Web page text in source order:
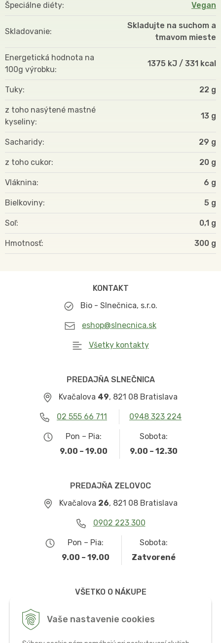
Vaše nastavenie cookies
Špeciálne diéty Vegan
Skladovanie
Skladujte na suchom a
tmavom mieste
Energetická hodnota na
100g výrobku
1375 kJ / 331 kcal
Tuky 22 g
z toho nasýtené mastné
kyseliny
13 g
Sacharidy 29 g
z toho cukor 20 g
Vláknina 6 g
Bielkoviny 5 g
Soľ 0,1 g
Hmotnosť 300
KONTAKT
Bio - Slnečnica, s.r.o.
eshop@slnecnica.sk
Všetky kontakty
PREDAJŇA SLNEČNICA
Kvačalova 49, 821 08 Bratislava
02 555 66 711 0948 323 224
Pon – Pia:
9.00 – 19.00
Sobota:
9.00 – 12.30
PREDAJŇA ZELOVOC
Kvačalova 26, 821 08 Bratislava
0902 223 300
Pon – Pia:
9.00 – 19.00
Sobota:
Zatvorené
VŠETKO O NÁKUPE